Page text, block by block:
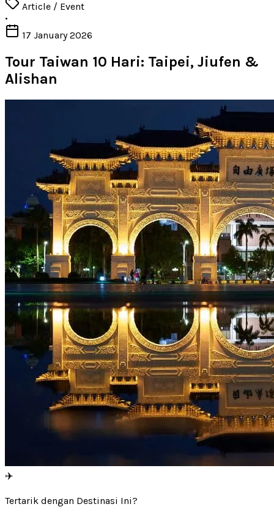
Article / Event
•
17 January 2026
Tour Taiwan 10 Hari: Taipei, Jiufen &
Alishan
✈️
Tertarik dengan Destinasi Ini?